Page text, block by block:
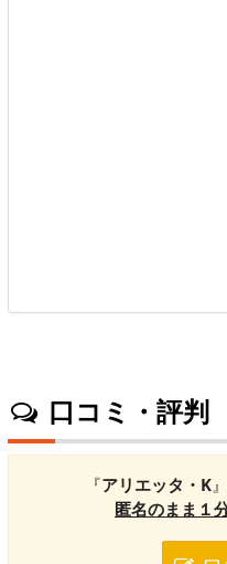
口コミ・評判
『アリエッタ・K
匿名のまま１